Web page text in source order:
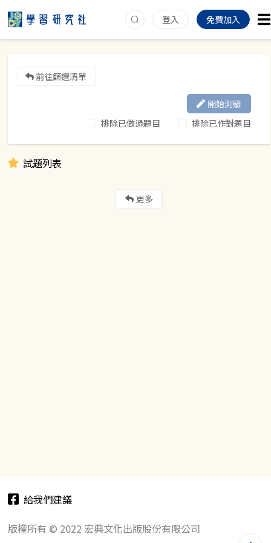
登入 免費加入
前往篩選清單
排除已做過題目 排除已作對題目
開始測驗
試題列表
更多
給我們建議
版權所有 © 2022 宏典文化出版股份有限公司